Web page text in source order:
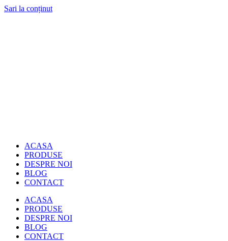
Sari la conținut
ACASA
PRODUSE
DESPRE NOI
BLOG
CONTACT
ACASA
PRODUSE
DESPRE NOI
BLOG
CONTACT